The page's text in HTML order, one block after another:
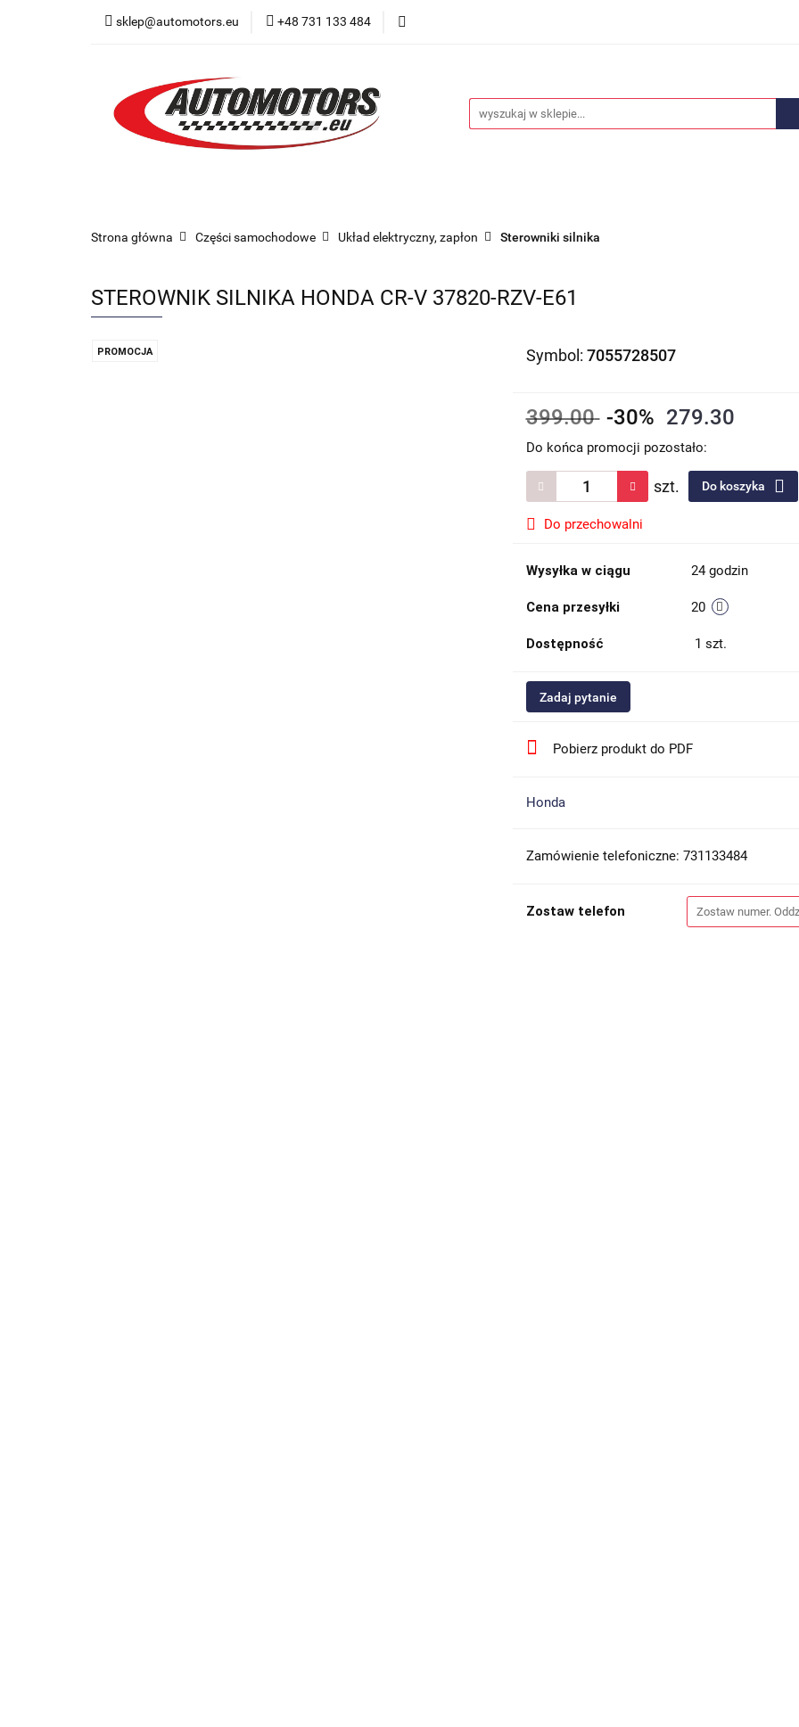
sklep@automotors.eu +48 731 133 484
Części samochodowe
Car audio Nowości
Strona główna Części samochodowe Układ elektryczny, zapłon Sterowniki silnika
STEROWNIK SILNIKA HONDA CR-V 37820-RZV-E61
PROMOCJA Symbol: 7055728507
399.00 -30% 279.30
Do końca promocji pozostało:
szt. Do koszyka
Do przechowalni
Wysyłka w ciągu 24 godzin
Cena przesyłki 20
Dostępność 1 szt.
Zadaj pytanie
Pobierz produkt do PDF
Honda
Zamówienie telefoniczne: 731133484
Zostaw telefon